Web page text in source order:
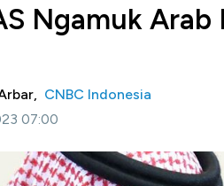
Ngamuk Arab
CNBC Indonesia
07:00